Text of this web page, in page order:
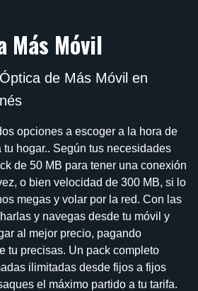
Más Móvil
de Más Móvil en
opciones a escoger a la hora de
tu hogar.. Según tus necesidades
de 50 MB para tener una conexión
o bien velocidad de 300 MB, si lo
megas y volar por la red. Con las
y navegas desde tu móvil y
al mejor precio, pagando
tu precisas. Un pack completo
ilimitadas desde fijos a fijos
el máximo partido a tu tarifa.